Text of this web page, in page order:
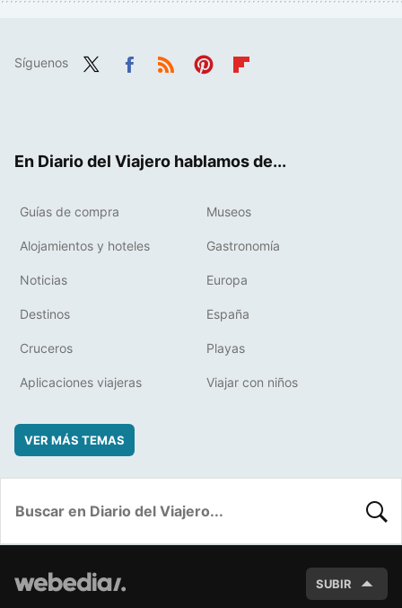
Síguenos
En Diario del Viajero hablamos de...
Guías de compra Museos
Alojamientos y hoteles Gastronomía
Noticias Europa
Destinos España
Cruceros Playas
Aplicaciones viajeras Viajar con niños
VER MÁS TEMAS
SUBIR